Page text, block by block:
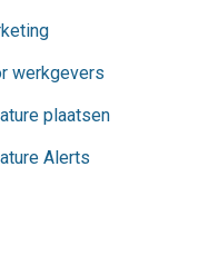
werkgevers
plaatsen
Alerts